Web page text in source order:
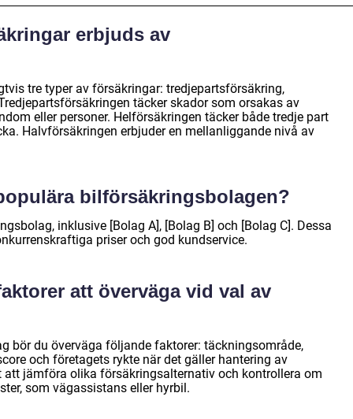
erbjuds av
tre typer av försäkringar: tredjepartsförsäkring,
täcker skador som orsakas av
eller personer. Helförsäkringen täcker både tredje part
Halvförsäkringen erbjuder en mellanliggande nivå av
bilförsäkringsbolagen?
inklusive [Bolag A], [Bolag B] och [Bolag C]. Dessa
priser och god kundservice.
att överväga vid val av
bör du överväga följande faktorer: täckningsområde,
och företagets rykte när det gäller hantering av
att jämföra olika försäkringsalternativ och kontrollera om
som vägassistans eller hyrbil.